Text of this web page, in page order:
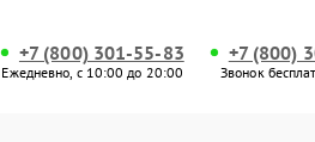
+7 (800) 301-55-83
Ежедневно, с 10:00 до 20:00
+7 (800)
Звонок